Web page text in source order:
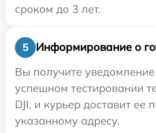
сроком до 3 лет.
5
Информирование о
Вы получите
успешном тестировании
DJI, и курьер доставит ее
указанному адресу.